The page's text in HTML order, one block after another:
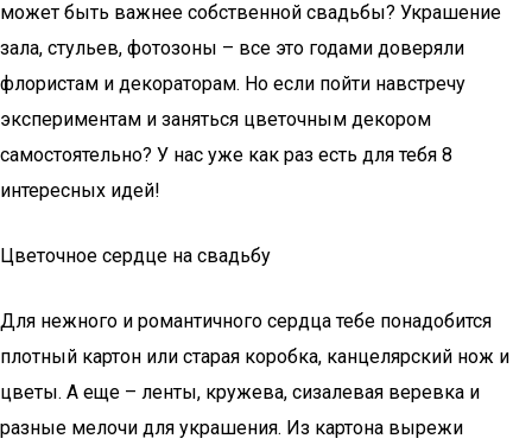
может быть важнее собственной свадьбы? Украшение
зала, стульев, фотозоны – все это годами доверяли
флористам и декораторам. Но если пойти навстречу
экспериментам и заняться цветочным декором
самостоятельно? У нас уже как раз есть для тебя 8
интересных идей!
Цветочное сердце на свадьбу
Для нежного и романтичного сердца тебе понадобится
плотный картон или старая коробка, канцелярский нож и
цветы. А еще – ленты, кружева, сизалевая веревка и
разные мелочи для украшения. Из картона вырежи